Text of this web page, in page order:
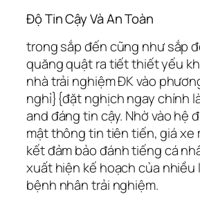
Độ Tin Cậy Và An Toàn
trong sắp đến cũng như sắp
quăng quật ra tiết thiết yếu
nhà trải nghiệm ĐK vào
nghỉ}{đặt nghịch ngay chính
and đáng tin cậy. Nhờ vào hệ
mật thông tin tiên tiến, giá xe
kết đảm bảo đánh tiếng cá
xuất hiện kế hoạch của nhiều
bệnh nhân trải nghiệm.